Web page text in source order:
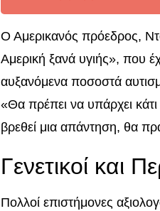
Ο Αμερικανός πρόεδρος,
Αμερική ξανά υγιής», που
αυξανόμενα ποσοστά
«Θα πρέπει να υπάρχει
βρεθεί μια απάντηση, θα
Γενετικοί και
Πολλοί επιστήμονες